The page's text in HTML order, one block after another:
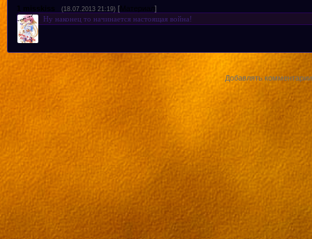
1 misskiss (18.07.2013 21:19) [Материал ]
Ну наконец то начинается настоящая война!
Добавлять